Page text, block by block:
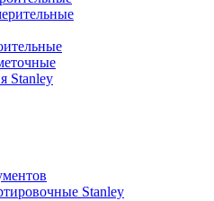
Stanley
Stanley